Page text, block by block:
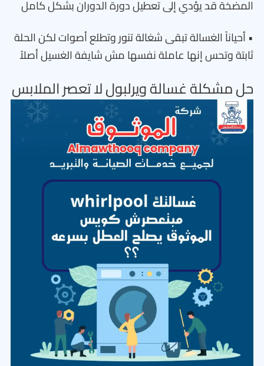
المضخة قد يؤدي إلى تعطيل دورة الدوران بشكل كامل
• أحياناً الغسالة تبقى شغالة تنور وتطلع أصوات لكن الحلة
ثابتة وتحس إنها عاملة نفسها مش شايفة الغسيل أصلاً
حل مشكلة غسالة ويرلبول لا تعصر الملابس